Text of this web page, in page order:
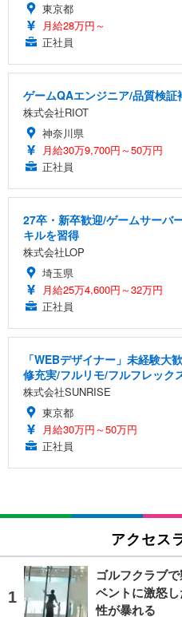
東京都
月給28万円～
正社員
ゲームQAエンジニア/品質検
株式会社RIOT
神奈川県
月給30万9,700円～50万円
正社員
27卒・新卒歓迎/ゲームサーバ
キルを習得
株式会社LOP
埼玉県
月給25万4,600円～32万円
正社員
「WEBデザイナー」未経験大
修充実/フルリモ/フルフレック
株式会社SUNRISE
東京都
月給30万円～50万円
正社員
アクセス
ゴルフクラブ
ベントに激怒
性が暴れる